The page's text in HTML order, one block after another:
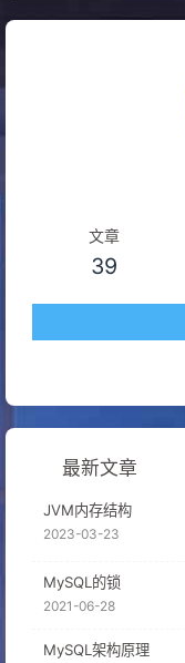
文章
39
最新文章
JVM内存结构
2023-03-23
MySQL的锁
2021-06-28
MySQL架构原理